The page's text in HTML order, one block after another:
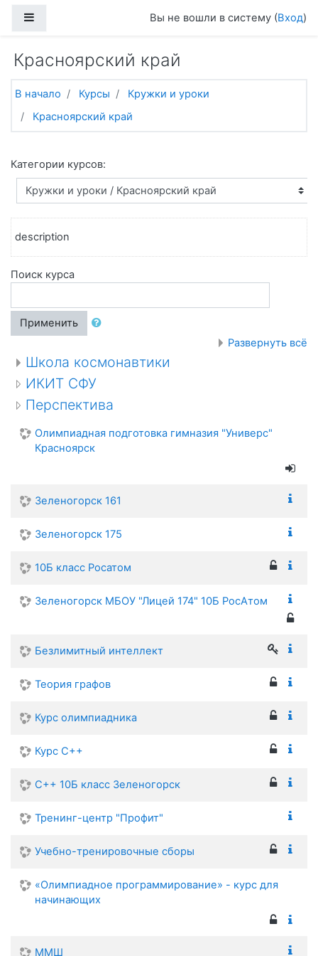
Вы не вошли в систему (Вход)
Красноярский край
В начало Курсы
Кружки и уроки
Красноярский край
Категории курсов:
description
Поиск курса
Применить
Развернуть всё
Школа космонавтики
ИКИТ СФУ
Перспектива
Олимпиадная подготовка гимназия "Универс"
Красноярск
Зеленогорск 161
Зеленогорск 175
10Б класс Росатом
Зеленогорск МБОУ "Лицей 174" 10Б РосАтом
Безлимитный интеллект
Теория графов
Курс олимпиадника
Курс С++
С++ 10Б класс Зеленогорск
Тренинг-центр "Профит"
Учебно-тренировочные сборы
«Олимпиадное программирование» - курс для
начинающих
ММШ